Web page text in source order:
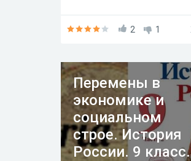
2 1
Перемены в
экономике и
социальном
строе. История
России. 9 класс.